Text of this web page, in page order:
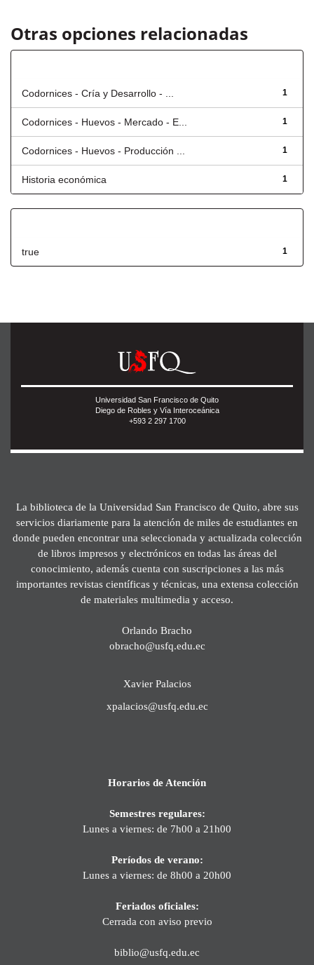
Otras opciones relacionadas
1
Codornices - Cría y Desarrollo - ...
1
Codornices - Huevos - Mercado - E...
1
Codornices - Huevos - Producción ...
1
Historia económica
1
true
Universidad San Francisco de Quito
Diego de Robles y Vía Interoceánica
+593 2 297 1700
La biblioteca de la Universidad San Francisco de Quito, abre sus
servicios diariamente para la atención de miles de estudiantes en
donde pueden encontrar una seleccionada y actualizada colección
de libros impresos y electrónicos en todas las áreas del
conocimiento, además cuenta con suscripciones a las más
importantes revistas científicas y técnicas, una extensa colección
de materiales multimedia y acceso.
Orlando Bracho
obracho@usfq.edu.ec
Xavier Palacios
xpalacios@usfq.edu.ec
Horarios de Atención
Semestres regulares:
Lunes a viernes: de 7h00 a 21h00
Períodos de verano:
Lunes a viernes: de 8h00 a 20h00
Feriados oficiales:
Cerrada con aviso previo
biblio@usfq.edu.ec